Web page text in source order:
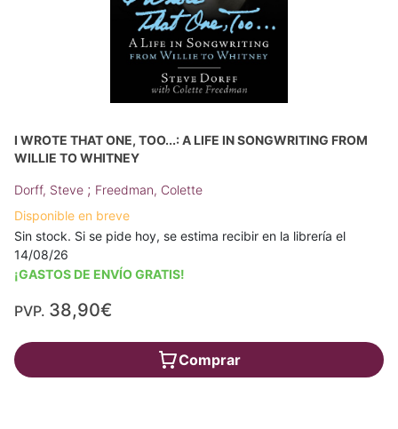
I WROTE THAT ONE, TOO...: A LIFE IN SONGWRITING FROM
WILLIE TO WHITNEY
Dorff, Steve ; Freedman, Colette
Disponible en breve
Sin stock. Si se pide hoy, se estima recibir en la librería el
14/08/26
¡GASTOS DE ENVÍO GRATIS!
PVP. 38,90€
Comprar